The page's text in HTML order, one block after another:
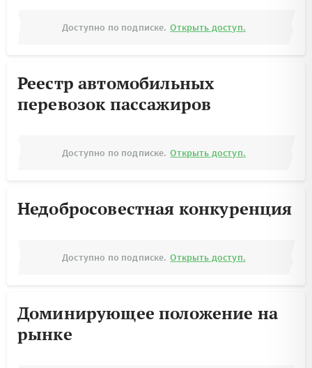
Доступно по подписке. Открыть доступ.
Реестр автомобильных
перевозок пассажиров
Доступно по подписке. Открыть доступ.
Недобросовестная конкуренция
Доступно по подписке. Открыть доступ.
Доминирующее положение на
рынке